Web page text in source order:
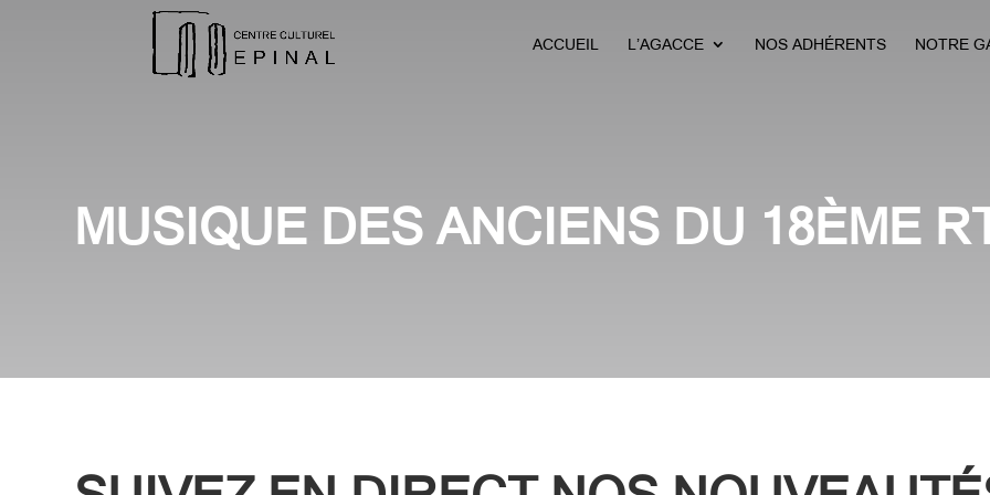
ACCUEIL L’AGACCE NOS ADHÉRENTS NOTRE
MUSIQUE DES ANCIENS DU 18ÈME